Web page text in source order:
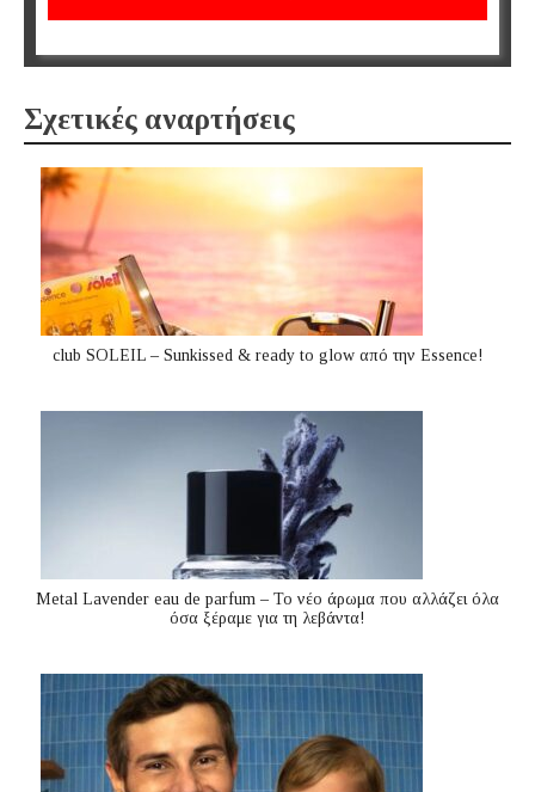
Σχετικές αναρτήσεις
club SOLEIL – Sunkissed & ready to glow από την Essence!
Metal Lavender eau de parfum – Το νέο άρωμα που αλλάζει όλα
όσα ξέραμε για τη λεβάντα!